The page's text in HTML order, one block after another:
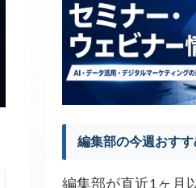
編集部の今週おす
編集部が直近1ヶ月